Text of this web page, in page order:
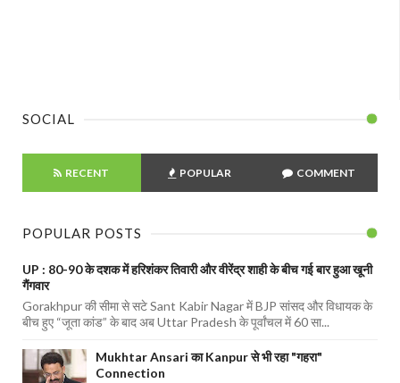
SOCIAL
RECENT POPULAR COMMENT
POPULAR POSTS
UP : 80-90 के दशक में हरिशंकर तिवारी और वीरेंद्र शाही के बीच गई बार हुआ खूनी
गैंगवार
Gorakhpur की सीमा से सटे Sant Kabir Nagar में BJP सांसद और विधायक के
बीच हुए “जूता कांड” के बाद अब Uttar Pradesh के पूर्वांचल में 60 सा...
Mukhtar Ansari का Kanpur से भी रहा "गहरा"
Connection